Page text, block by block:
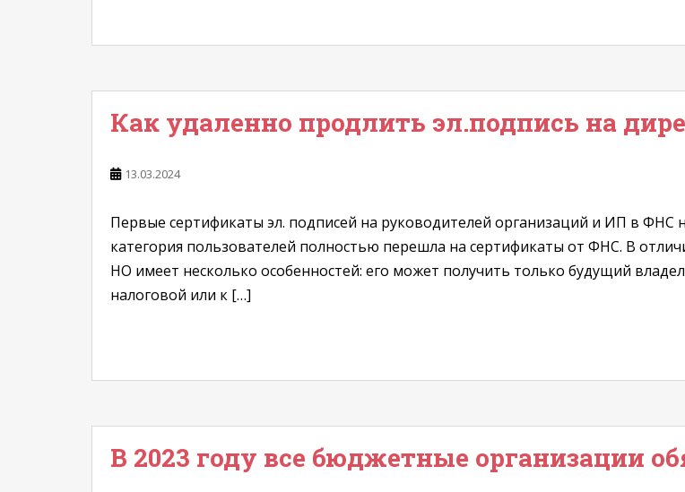
Как удаленно продлить эл.подпись на
13.03.2024
Первые сертификаты эл. подписей на руководителей организаций и ИП в ФНС
категория пользователей полностью перешла на сертификаты от ФНС. В
НО имеет несколько особенностей: его может получить только будущий
налоговой или к […]
В 2023 году все бюджетные организации